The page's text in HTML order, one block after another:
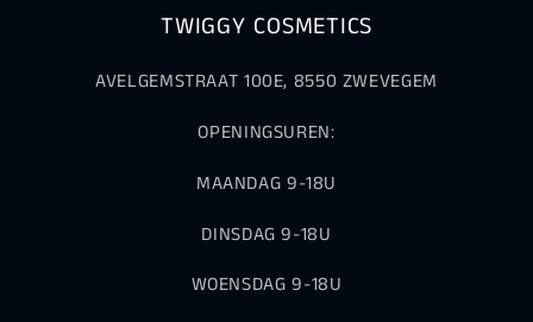
TWIGGY COSMETICS
AVELGEMSTRAAT 100E, 8550 ZWEVEGEM
OPENINGSUREN:
MAANDAG 9-18U
DINSDAG 9-18U
WOENSDAG 9-18U